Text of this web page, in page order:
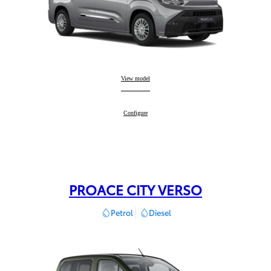
PROACE CITY
View model
PROACE CITY
Configure
PROACE CITY VERSO
Petrol Diesel